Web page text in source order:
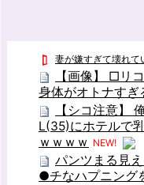
妻が嫌すぎて壊れて
【画像】 □リ
身体がオトナすぎ
【シコ注意】
L(35)にホテルで
ｗｗｗｗ NEW!
パンツまる見
●チなハプニング